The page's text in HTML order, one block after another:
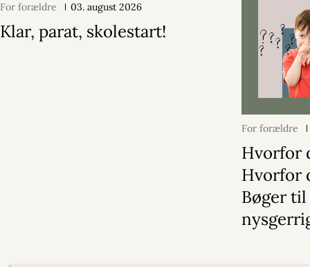
For forældre 03. august 2026
Klar, parat, skolestart!
For forældre
Hvorfor
Hvorfor
Bøger til